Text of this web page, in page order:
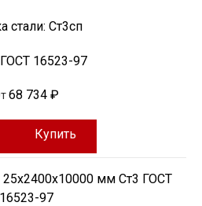
стали: Ст3сп
ГОСТ 16523-97
68 734 ₽
Купить
25х2400х10000 мм Ст3 ГОСТ
16523-97